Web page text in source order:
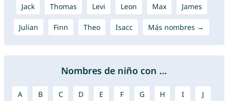
Jack Thomas Levi Leon Max James
Julian Finn Theo Isacc Más nombres →
Nombres de niño con ...
A B C D E F G H I J